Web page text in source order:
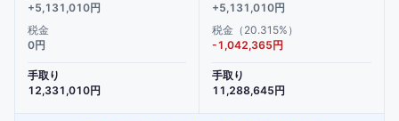
+5,131,010円
税金
0円
手取り
12,331,010円
+5,131,010円
税金（20.315%）
-1,042,365円
手取り
11,288,645円